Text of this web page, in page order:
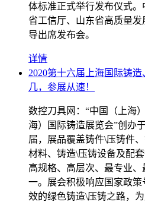
体标准正式举行发布仪式
省工信厅、山东省高质量
导出席发布会。
详情
2020第十六届上海国际铸
几，参展从速！
数控刀具网：“中国（上海
海）国际铸造展览会”创办
届，展品覆盖铸件\压铸件
材料、铸造\压铸设备及配
高规格、高层次、最专业
一。展会积极响应国家政
效的绿色铸造\压铸之路，